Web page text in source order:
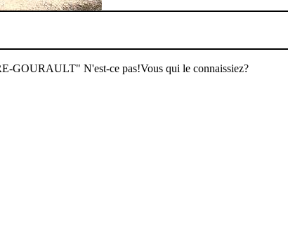
GOURAULT" N'est-ce pas!Vous qui le connaissiez?